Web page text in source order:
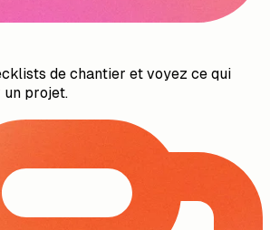
de chantier et voyez ce qui
un projet.